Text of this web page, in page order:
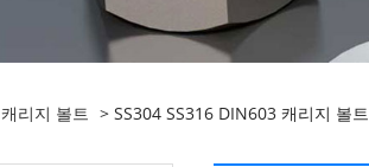
캐리지 볼트 > SS304 SS316 DIN603 캐리지 볼트